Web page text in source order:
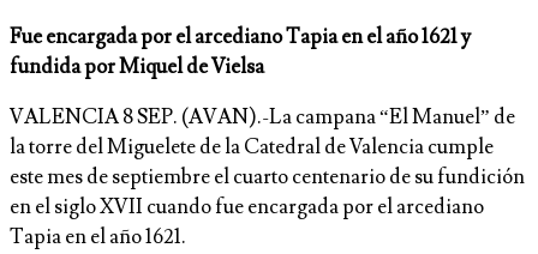
Fue encargada por el arcediano Tapia en el año 1621 y
fundida por Miquel de Vielsa
VALENCIA 8 SEP. (AVAN).-La campana “El Manuel” de
la torre del Miguelete de la Catedral de Valencia cumple
este mes de septiembre el cuarto centenario de su fundición
en el siglo XVII cuando fue encargada por el arcediano
Tapia en el año 1621.